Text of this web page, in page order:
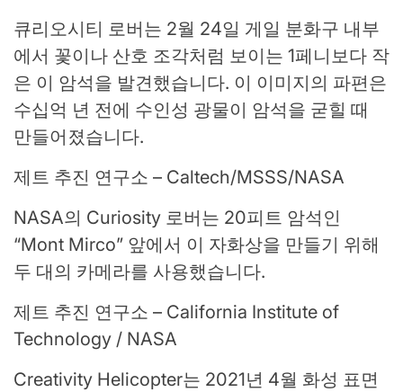
큐리오시티 로버는 2월 24일 게일 분화구 내부
에서 꽃이나 산호 조각처럼 보이는 1페니보다 작
은 이 암석을 발견했습니다. 이 이미지의 파편은
수십억 년 전에 수인성 광물이 암석을 굳힐 때
만들어졌습니다.
제트 추진 연구소 – Caltech/MSSS/NASA
NASA의 Curiosity 로버는 20피트 암석인
“Mont Mirco” 앞에서 이 자화상을 만들기 위해
두 대의 카메라를 사용했습니다.
제트 추진 연구소 – California Institute of
Technology / NASA
Creativity Helicopter는 2021년 4월 화성 표면